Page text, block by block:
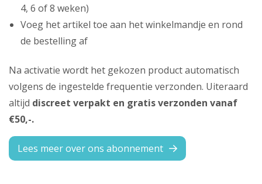
4, 6 of 8 weken)
Voeg het artikel toe aan het winkelmandje en rond
de bestelling af
Na activatie wordt het gekozen product automatisch
volgens de ingestelde frequentie verzonden. Uiteraard
altijd discreet verpakt en gratis verzonden vanaf
€50,-.
Lees meer over ons abonnement